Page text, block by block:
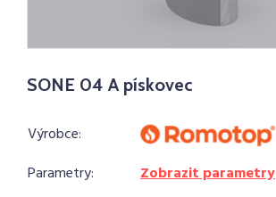
SONE 04 A pískovec
Výrobce:
Parametry:
Zobrazit parametry